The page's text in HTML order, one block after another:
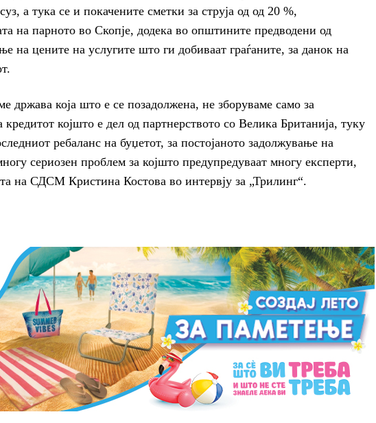
а тука се и покачените сметки за струја од од 20 %,
на парното во Скопје, додека во општините предводени од
цените на услугите што ги добиваат граѓаните, за данок на
држава која што е се позадолжена, не зборуваме само за
кредитот којшто е дел од партнерството со Велика Британија, туку
ребаланс на буџетот, за постојаното задолжување на
сериозен проблем за којшто предупредуваат многу експерти,
на СДСМ Кристина Костова во интервју за „Трилинг“.